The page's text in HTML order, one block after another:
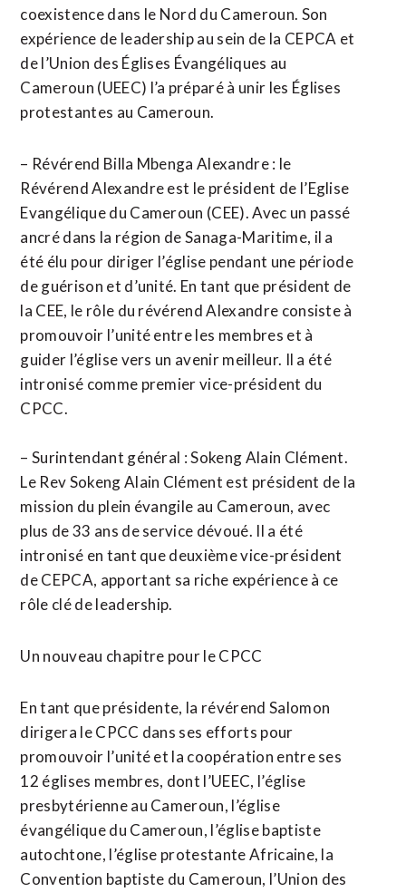
coexistence dans le Nord du Cameroun. Son
expérience de leadership au sein de la CEPCA et
de l’Union des Églises Évangéliques au
Cameroun (UEEC) l’a préparé à unir les Églises
protestantes au Cameroun.
– Révérend Billa Mbenga Alexandre : le
Révérend Alexandre est le président de l’Eglise
Evangélique du Cameroun (CEE). Avec un passé
ancré dans la région de Sanaga-Maritime, il a
été élu pour diriger l’église pendant une période
de guérison et d’unité. En tant que président de
la CEE, le rôle du révérend Alexandre consiste à
promouvoir l’unité entre les membres et à
guider l’église vers un avenir meilleur. Il a été
intronisé comme premier vice-président du
CPCC.
– Surintendant général : Sokeng Alain Clément.
Le Rev Sokeng Alain Clément est président de la
mission du plein évangile au Cameroun, avec
plus de 33 ans de service dévoué. Il a été
intronisé en tant que deuxième vice-président
de CEPCA, apportant sa riche expérience à ce
rôle clé de leadership.
Un nouveau chapitre pour le CPCC
En tant que présidente, la révérend Salomon
dirigera le CPCC dans ses efforts pour
promouvoir l’unité et la coopération entre ses
12 églises membres, dont l’UEEC, l’église
presbytérienne au Cameroun, l’église
évangélique du Cameroun, l’église baptiste
autochtone, l’église protestante Africaine, la
Convention baptiste du Cameroun, l’Union des